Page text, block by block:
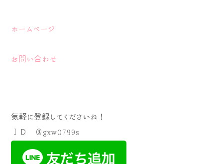
ホームページ
お問い合わせ
気軽に登録してくださいね！
ＩＤ ＠gxw0799s